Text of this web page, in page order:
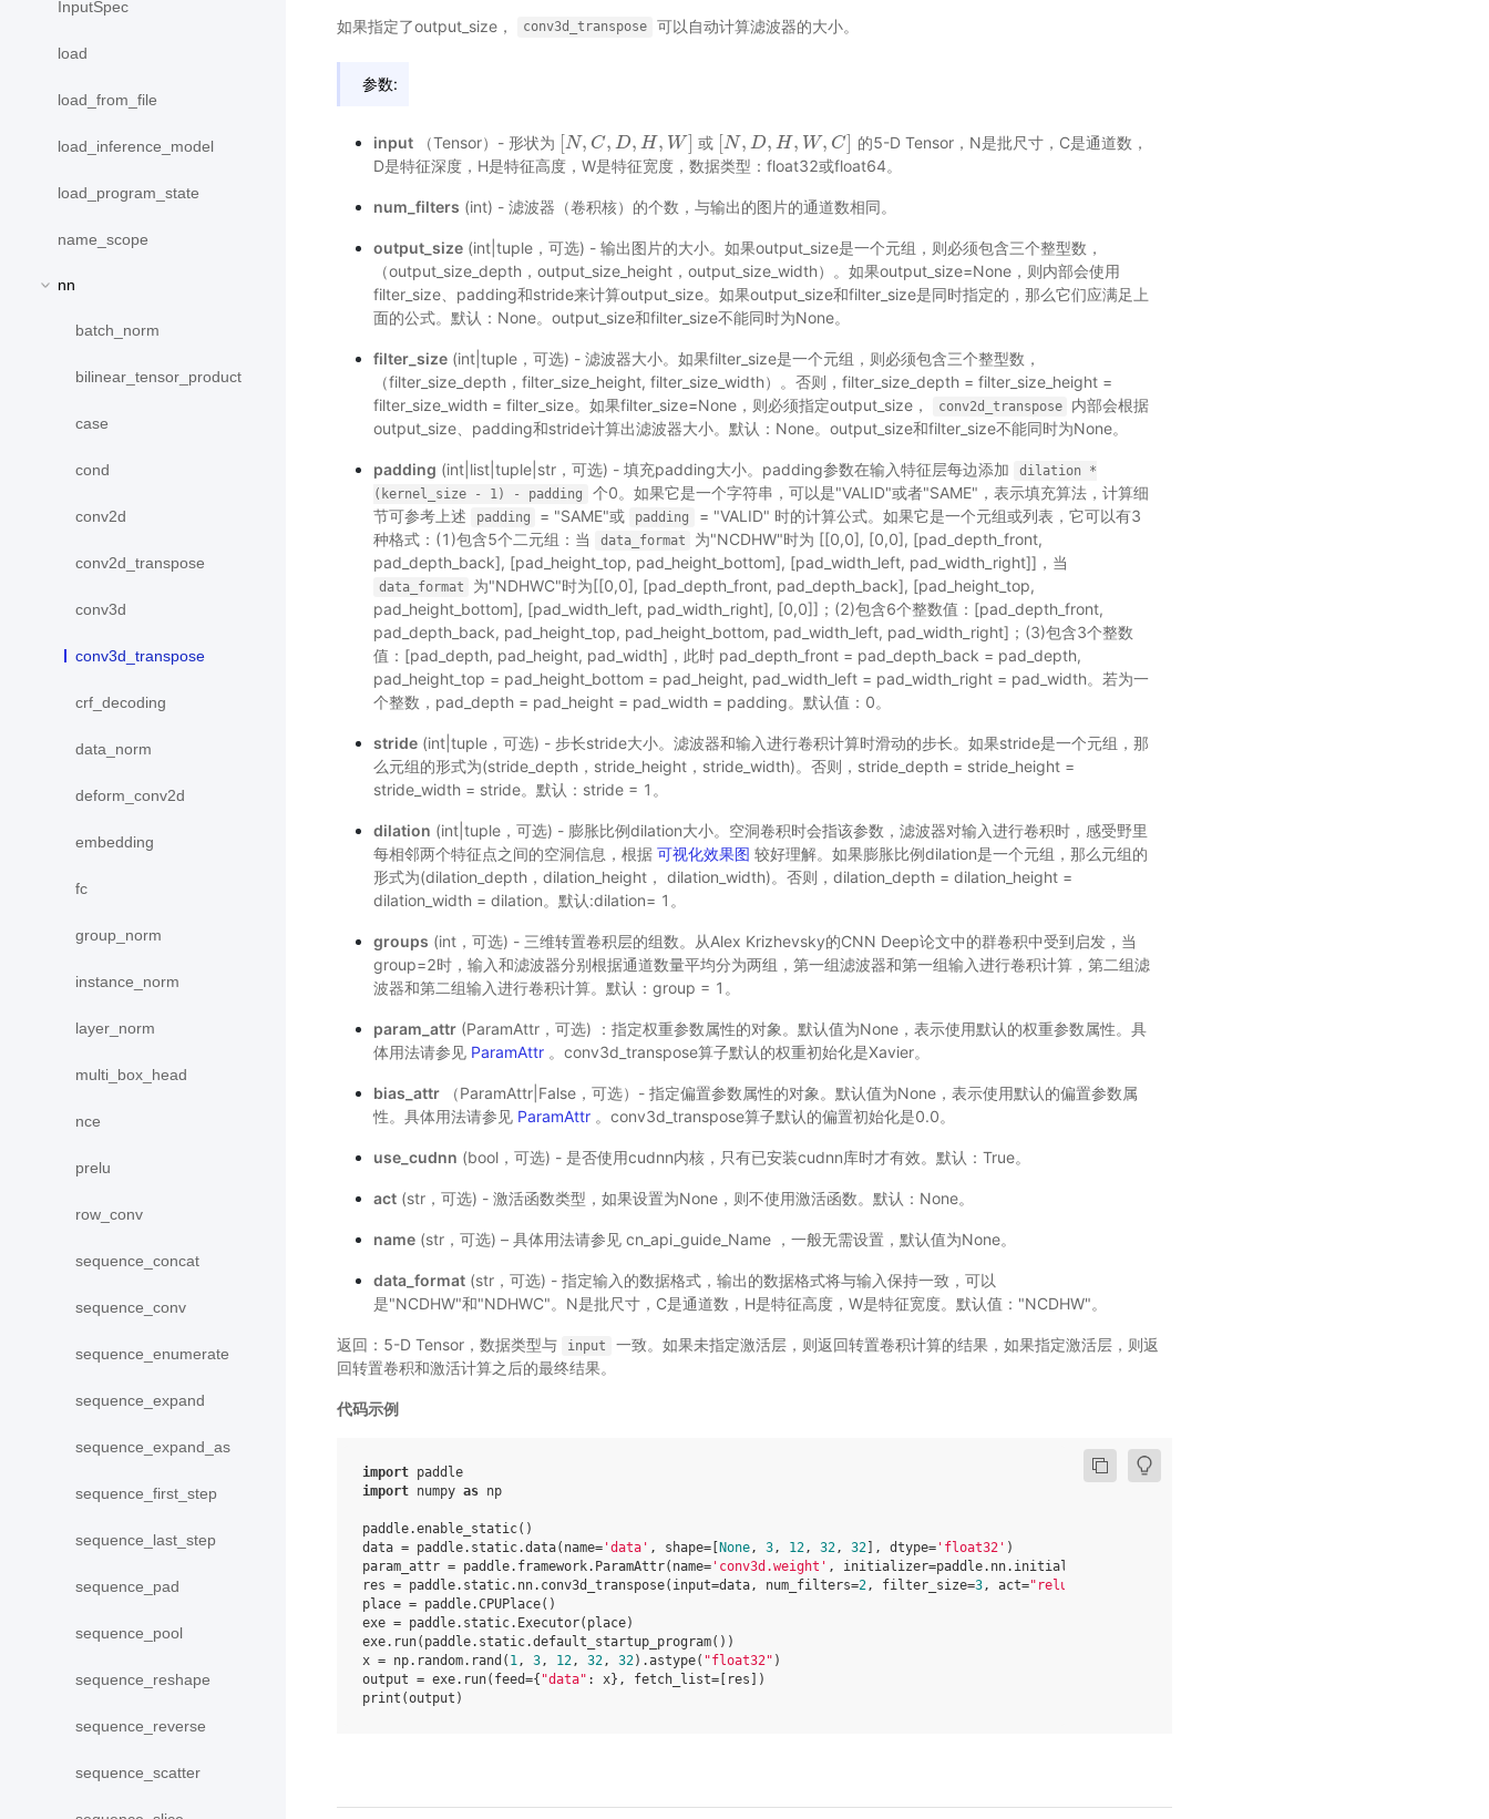
InputSpec
load
load_from_file
load_inference_model
load_program_state
name_scope
nn
batch_norm
bilinear_tensor_product
case
cond
conv2d
conv2d_transpose
conv3d
conv3d_transpose
crf_decoding
data_norm
deform_conv2d
embedding
fc
group_norm
instance_norm
layer_norm
multi_box_head
nce
prelu
row_conv
sequence_concat
sequence_conv
sequence_enumerate
sequence_expand
sequence_expand_as
sequence_first_step
sequence_last_step
sequence_pad
sequence_pool
sequence_reshape
sequence_reverse
sequence_scatter
如果指定了output_size， conv3d_transpose 可以自动计算滤波器的大小。
参数:
input（Tensor）- 形状为 [N, C, D, H, W]
N,C,D, H,W] 或 [N, D, H, W, C]
[N,D,H, W,C ]
的5-D Tensor，N是批尺寸，C是通道数，
D是特征深度，H是特征高度，W是特征宽度，数据类型：float32或float64。
num_filters (int) - 滤波器（卷积核）的个数，与输出的图片的通道数相同。
output_size(int|tuple，可选) - 输出图片的大小。如果output_size是一个元组，则必须包含三个整型数，
（output_size_depth，output_size_height，output_size_width）。如果output_size=None，则内部会使用
filter_size、padding和stride来计算output_size。如果output_size和filter_size是同时指定的，那么它们应满足上
面的公式。默认：None。output_size和filter_size不能同时为None。
filter_size(int|tuple，可选) - 滤波器大小。如果filter_size是一个元组，则必须包含三个整型数，
（filter_size_depth，filter_size_height, filter_size_width）。否则，filter_size_depth = filter_size_height =
filter_size_width = filter_size。如果filter_size=None，则必须指定output_size，
conv2d_transpose
内部会根据
output_size、padding和stride计算出滤波器大小。默认：None。output_size和filter_size不能同时为None。
padding (int|list|tuple|str，可选) - 填充padding大小。padding参数在输入特征层每边添加 dilation
*
(kernel_size
- 1) - padding
个0。如果它是一个字符串，可以是"VALID"或者"SAME"，表示填充算法，计算细
节可参考上述
padding = "SAME"或 padding
= "VALID" 时的计算公式。如果它是一个元组或列表，它可以有3
种格式：(1)包含5个二元组：当
data_format
为"NCDHW"时为 [[0,0], [0,0], [pad_depth_front,
pad_depth_back], [pad_height_top, pad_height_bottom], [pad_width_left, pad_width_right]]，当
data_format
为"NDHWC"时为[[0,0], [pad_depth_front, pad_depth_back], [pad_height_top,
pad_height_bottom], [pad_width_left, pad_width_right], [0,0]]；(2)包含6个整数值：[pad_depth_front,
pad_depth_back, pad_height_top, pad_height_bottom, pad_width_left, pad_width_right]；(3)包含3个整数
值：[pad_depth, pad_height, pad_width]，此时 pad_depth_front = pad_depth_back = pad_depth,
pad_height_top = pad_height_bottom = pad_height, pad_width_left = pad_width_right = pad_width。若为一
个整数，pad_depth = pad_height = pad_width = padding。默认值：0。
stride(int|tuple，可选) - 步长stride大小。滤波器和输入进行卷积计算时滑动的步长。如果stride是一个元组，那
么元组的形式为(stride_depth，stride_height，stride_width)。否则，stride_depth = stride_height =
stride_width = stride。默认：stride = 1。
dilation (int|tuple，可选) - 膨胀比例dilation大小。空洞卷积时会指该参数，滤波器对输入进行卷积时，感受野里
每相邻两个特征点之间的空洞信息，根据 可视化效果图 较好理解。如果膨胀比例dilation是一个元组，那么元组的
形式为(dilation_depth，dilation_height， dilation_width)。否则，dilation_depth = dilation_height =
dilation_width = dilation。默认:dilation= 1。
groups (int，可选) - 三维转置卷积层的组数。从Alex Krizhevsky的CNN Deep论文中的群卷积中受到启发，当
group=2时，输入和滤波器分别根据通道数量平均分为两组，第一组滤波器和第一组输入进行卷积计算，第二组滤
波器和第二组输入进行卷积计算。默认：group = 1。
param_attr(ParamAttr，可选) ：指定权重参数属性的对象。默认值为None，表示使用默认的权重参数属性。具
体用法请参见 ParamAttr。conv3d_transpose算子默认的权重初始化是Xavier。
bias_attr（ParamAttr|False，可选）- 指定偏置参数属性的对象。默认值为None，表示使用默认的偏置参数属
性。具体用法请参见 ParamAttr。conv3d_transpose算子默认的偏置初始化是0.0。
use_cudnn (bool，可选) - 是否使用cudnn内核，只有已安装cudnn库时才有效。默认：True。
act(str，可选) - 激活函数类型，如果设置为None，则不使用激活函数。默认：None。
name(str，可选) – 具体用法请参见 cn_api_guide_Name，一般无需设置，默认值为None。
data_format(str，可选) - 指定输入的数据格式，输出的数据格式将与输入保持一致，可以
是"NCDHW"和"NDHWC"。N是批尺寸，C是通道数，H是特征高度，W是特征宽度。默认值："NCDHW"。
返回：5-D Tensor，数据类型与 input
一致。如果未指定激活层，则返回转置卷积计算的结果，如果指定激活层，则返
回转置卷积和激活计算之后的最终结果。
代码示例
import paddle
import numpy as np
paddle.enable_static()
data = paddle. static.data( name= 'data' , shape= None, 3, 12, 32, 32 ], dtype= 'float32' )
param_attr = paddle. framework. ParamAttr( name= 'conv3d.weight' , initializer=paddle. nn. initializer
res = paddle. static. nn. conv3d_transpose( input=data, num_filters=2, filter_size=3, act="relu"
place = paddle.CPUPlace()
exe = paddle. static. Executor( place)
exe. run( paddle. static.default_startup_program())
x = np. random. rand ( 1, 3, 12, 32, 32) .astype( "float32" )
output = exe. run( feed={ "data" : x}, fetch_list= res ])
print (output )